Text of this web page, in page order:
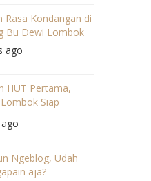
Rasa Kondangan di
Bu Dewi Lombok
ago
HUT Pertama,
Siap
Pariwisata NTB
Ngeblog, Udah
aja?